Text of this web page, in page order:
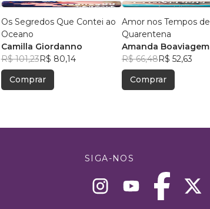
Os Segredos Que Contei ao
Oceano
Camilla Giordanno
R$ 101,23R$ 80,14
Comprar
Amor nos Tempos de
Quarentena
Amanda Boaviagem
R$ 66,48R$ 52,63
Comprar
SIGA-NOS